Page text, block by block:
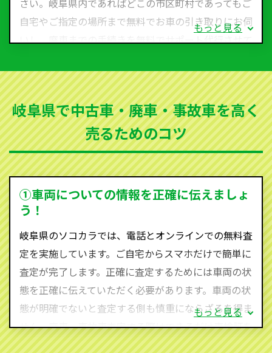
さい。岐阜県内であればどこの市区町村であってもご
自宅やご指定の場所まで無料でお車の引き取りにお伺
いし、廃車までの手続きを無料でサポート代行させて
など動かない車、水害車、不動車、乗らなくなってし
まった車、車検が切れて動かすことができない車でも
買取可能です。
ソコカラは世界１１０か国に独自の販売ネットワーク
を持ち、国内に自社物流網、自社ヤードをもっている
ため、中間マージンがかかりません。だから高価買取
を実現し、お客様に利益を還元することができるので
す。
590-870）までお問い合わせ下さい。
査定・ご相談・見積もりはすべて無料で行います。安
心してお問い合わせください。
もっと見る
岐阜県で中古車・廃車・事故車を高く
売るためのコツ
①車両についての情報を正確に伝えましょ
う！
岐阜県のソコカラでは、電話とオンラインでの無料査
定を実施しています。ご自宅からスマホだけで簡単に
査定が完了します。正確に査定するためには車両の状
態を正確に伝えていただく必要があります。車両の状
態が明確でないと査定する側も慎重にならざるを得ま
せん。廃車・事故車査定する際はできるだけ車検証を
ご準備ください。車検証があることで車両状態や年式
もっと見る